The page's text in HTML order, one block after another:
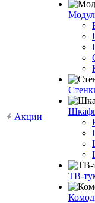
Акции
ТВ-